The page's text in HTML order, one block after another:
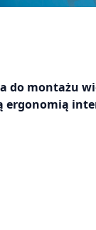
montażu
ergonomią